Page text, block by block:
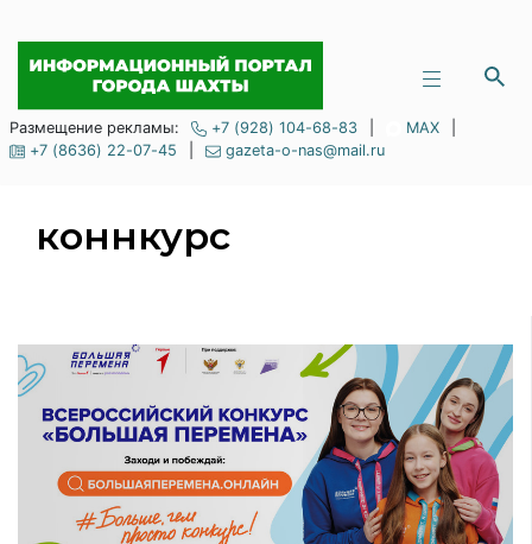
Размещение рекламы: +7 (928) 104-68-83 MAX
+7 (8636) 22-07-45
gazeta-o-nas@mail.ru
коннкурс